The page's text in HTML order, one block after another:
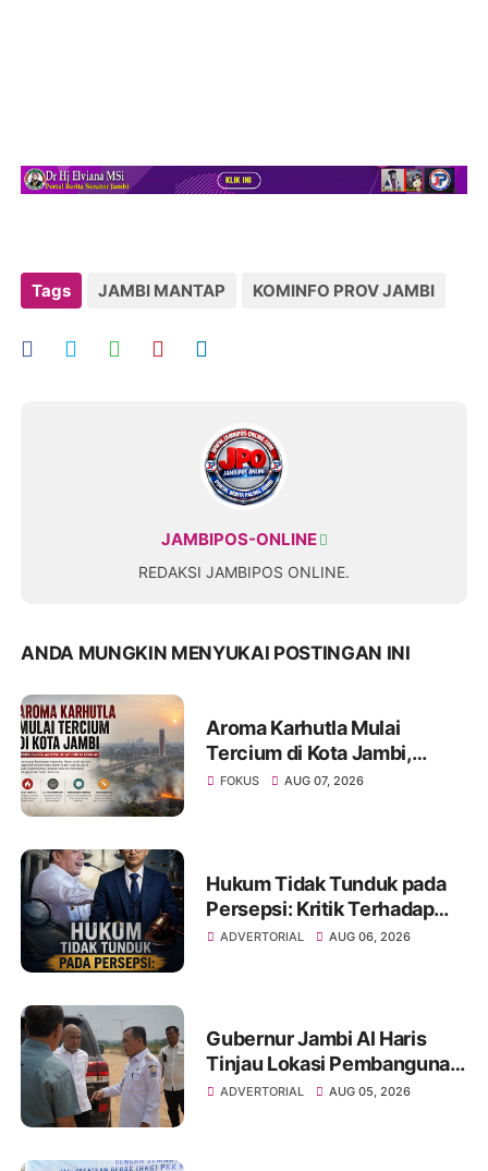
Tags JAMBI MANTAP KOMINFO PROV JAMBI
JAMBIPOS-ONLINE
REDAKSI JAMBIPOS ONLINE.
ANDA MUNGKIN MENYUKAI POSTINGAN INI
Aroma Karhutla Mulai
Tercium di Kota Jambi,
Warga Diminta Waspada
FOKUS AUG 07, 2026
Hukum Tidak Tunduk pada
Persepsi: Kritik Terhadap
Monopoli Kebenaran oleh
ADVERTORIAL AUG 06, 2026
Gubernur Jambi Al Haris
Tinjau Lokasi Pembangunan
Sekolah Rakyat dan Lokasi
ADVERTORIAL AUG 05, 2026